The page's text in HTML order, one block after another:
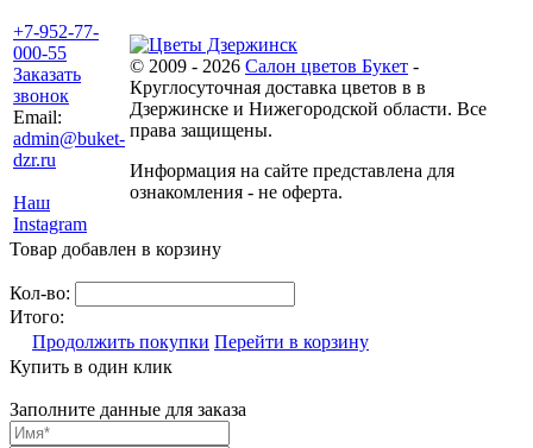
+7-952-77-
000-55
Заказать
звонок
Email:
admin@buket-
dzr.ru
Наш
Instagram
© 2009 - 2026 Салон цветов Букет -
Круглосуточная доставка цветов в в
Дзержинске и Нижегородской области. Все
права защищены.
Информация на сайте представлена для
ознакомления - не оферта.
Товар добавлен в корзину
Кол-во:
Итого:
Продолжить покупки Перейти в корзину
Купить в один клик
Заполните данные для заказа